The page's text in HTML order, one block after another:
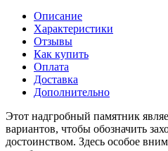
Описание
Характеристики
Отзывы
Как купить
Оплата
Доставка
Дополнительно
Этот надгробный памятник
вариантов, чтобы обозначить
достоинством. Здесь особое